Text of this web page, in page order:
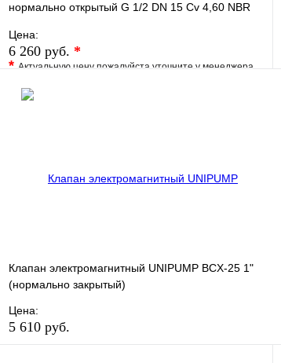
нормально открытый G 1/2 DN 15 Cv 4,60 NBR
Цена:
6 260 руб. *
*Актуальную цену пожалуйста уточните у менеджера
В избранное
Клапан электромагнитный UNIPUMP BCX-25 1"
(нормально закрытый)
Цена:
5 610 руб.